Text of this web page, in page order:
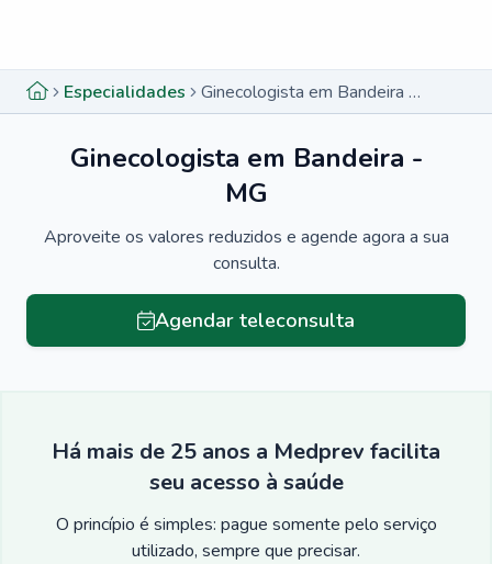
Especialidades Ginecologista em Bandeira - MG
Ginecologista em Bandeira -
MG
Aproveite os valores reduzidos e agende agora a sua
consulta.
Agendar teleconsulta
Há mais de 25 anos a Medprev facilita
seu acesso à saúde
O princípio é simples: pague somente pelo serviço
utilizado, sempre que precisar.